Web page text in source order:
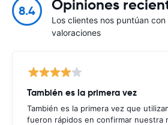
8.4 Opiniones
Los clientes nos puntúan
valoraciones
También es la primera vez
También es la primera vez que
fueron rápidos en confirmar nuestra